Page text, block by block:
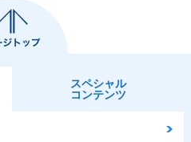
スペシャル
コンテンツ